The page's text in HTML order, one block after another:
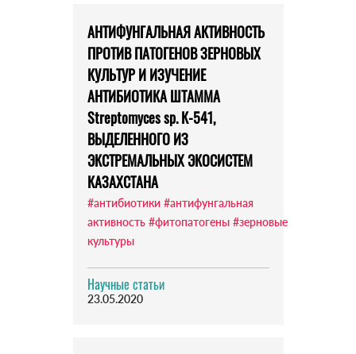
АНТИФУНГАЛЬНАЯ АКТИВНОСТЬ
ПРОТИВ ПАТОГЕНОВ ЗЕРНОВЫХ
КУЛЬТУР И ИЗУЧЕНИЕ
АНТИБИОТИКА ШТАММА
Streptomyces sp. К-541,
ВЫДЕЛЕННОГО ИЗ
ЭКСТРЕМАЛЬНЫХ ЭКОСИСТЕМ
КАЗАХСТАНА
#антибиотики #антифунгальная
активность #фитопатогены #зерновые
культуры
Научные статьи
23.05.2020